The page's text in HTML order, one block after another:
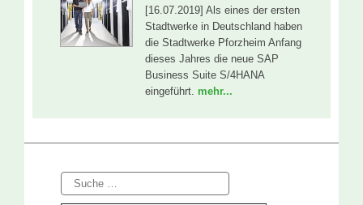
[16.07.2019] Als eines der ersten
Stadtwerke in Deutschland haben
die Stadtwerke Pforzheim Anfang
dieses Jahres die neue SAP
Business Suite S/4HANA
eingeführt. mehr...
Suche